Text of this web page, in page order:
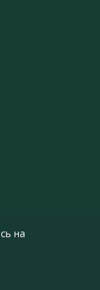
на